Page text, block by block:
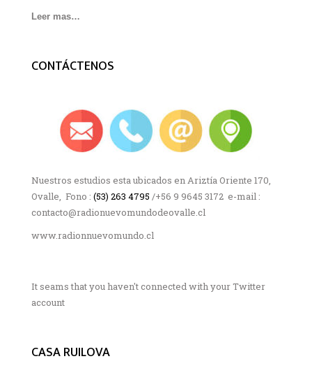
Leer mas…
CONTÁCTENOS
Nuestros estudios esta ubicados en Ariztía Oriente 170,
Ovalle, Fono : (53) 263 4795 /+56 9 9645 3172 e-mail :
contacto@radionuevomundodeovalle.cl
www.radionnuevomundo.cl
It seams that you haven't connected with your Twitter
account
CASA RUILOVA